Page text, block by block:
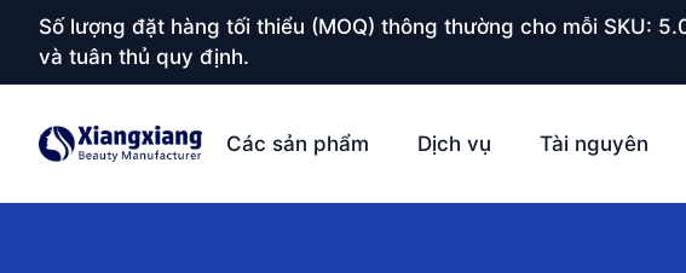
Số lượng đặt hàng tối thiểu (MOQ) thông thường cho mỗi SKU:
và tuân thủ quy định.
Các sản phẩm Dịch vụ Tài nguyên